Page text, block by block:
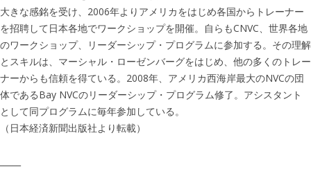
大きな感銘を受け、2006年よりアメリカをはじめ各国からトレーナー
を招聘して日本各地でワークショップを開催。自らもCNVC、世界各地
のワークショップ、リーダーシップ・プログラムに参加する。その理解
とスキルは、マーシャル・ローゼンバーグをはじめ、他の多くのトレー
ナーからも信頼を得ている。2008年、アメリカ西海岸最大のNVCの団
体であるBay NVCのリーダーシップ・プログラム修了。アシスタント
として同プログラムに毎年参加している。
（日本経済新聞出版社より転載）